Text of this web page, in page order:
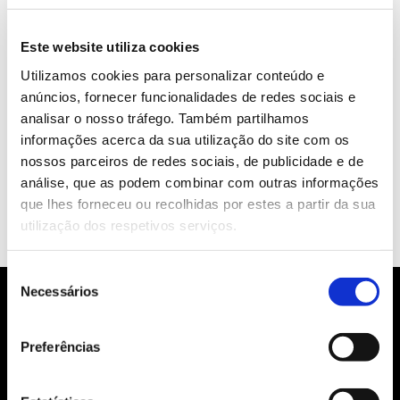
Este website utiliza cookies
Utilizamos cookies para personalizar conteúdo e
anúncios, fornecer funcionalidades de redes sociais e
analisar o nosso tráfego. Também partilhamos
informações acerca da sua utilização do site com os
nossos parceiros de redes sociais, de publicidade e de
análise, que as podem combinar com outras informações
que lhes forneceu ou recolhidas por estes a partir da sua
utilização dos respetivos serviços.
Necessários
Preferências
altura
Localizações